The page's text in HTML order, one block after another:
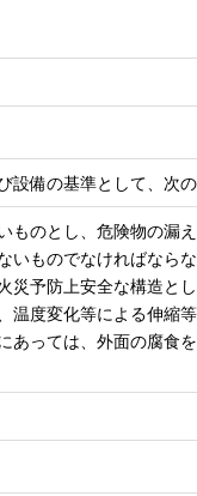
備の基準として、次
のとし、危険物の漏
ものでなければならな
予防上安全な構造とし
度変化等による伸縮
っては、外面の腐食